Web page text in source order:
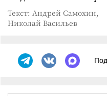
Текст: Андрей Самохин,
Николай Васильев